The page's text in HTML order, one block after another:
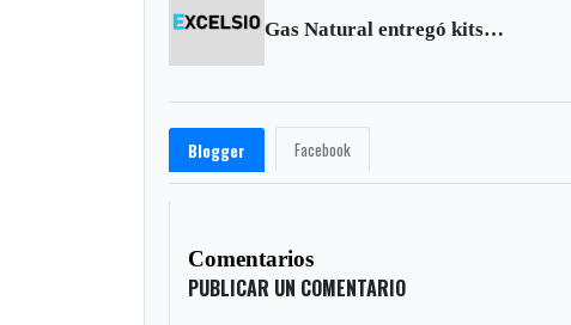
Gas Natural entregó kits escolares en Sogamoso
Blogger Facebook
Comentarios
PUBLICAR UN COMENTARIO